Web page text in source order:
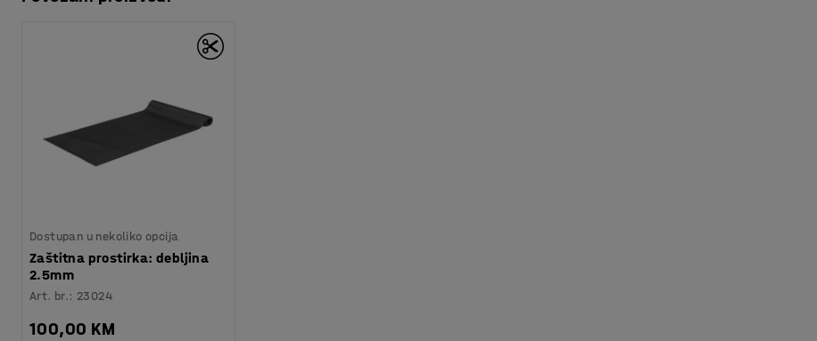
Broj za boju : NCS S7502-B
kg
Montaža: Dolazi nesastavljeno
Preuzmite upute za montažu
Dostupan u nekoliko opcija
Zaštitna prostirka: debljina
2.5mm
Art. br.: 23024
100,00 KM